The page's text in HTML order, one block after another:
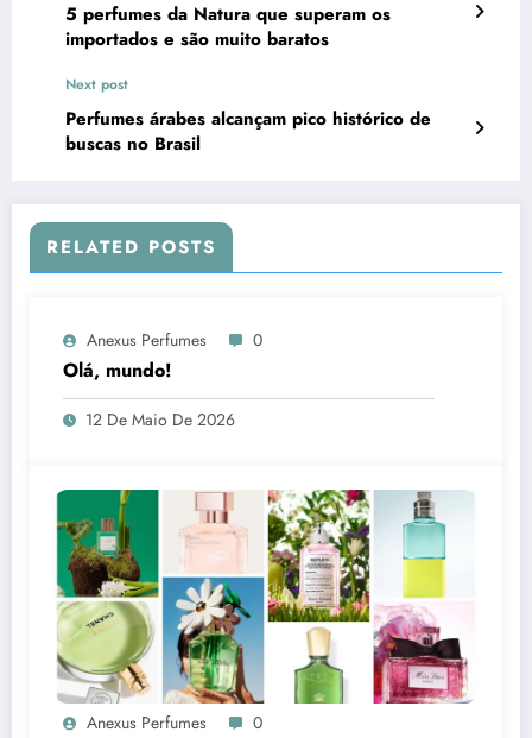
5 perfumes da Natura que superam os
importados e são muito baratos
Next post
Perfumes árabes alcançam pico histórico de
buscas no Brasil
RELATED POSTS
Anexus Perfumes 0
Olá, mundo!
12 De Maio De 2026
Anexus Perfumes 0